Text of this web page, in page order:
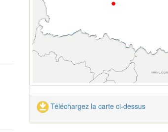
Téléchargez la carte ci-dessus